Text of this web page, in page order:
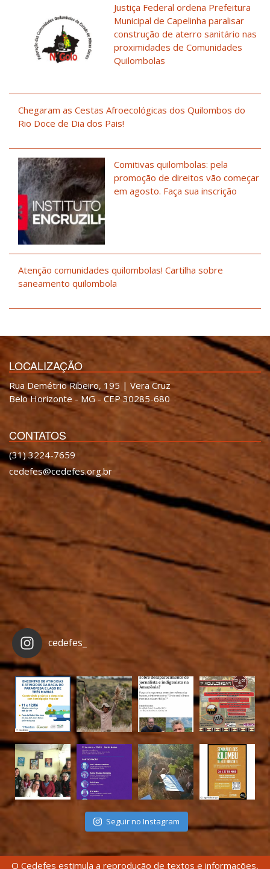
Justiça Federal ordena Prefeitura
Municipal de Capelinha paralisar
construção de aterro sanitário nas
proximidades de Comunidades
Quilombolas
Chegaram as Cestas Afroecológicas dos Quilombos do
Rio Doce de Dia dos Pais!
Comitivas quilombolas: pela
promoção de direitos vão começar
em agosto. Faça sua inscrição
Atenção comunidades quilombolas! Cartilha sobre
saneamento quilombola
LOCALIZAÇÃO
Rua Demétrio Ribeiro, 195 | Vera Cruz
Belo Horizonte - MG - CEP 30285-680
CONTATOS
(31) 3224-7659
cedefes@cedefes.org.br
cedefes_
Seguir no Instagram
O Cedefes estimula a reprodução de textos e informações,